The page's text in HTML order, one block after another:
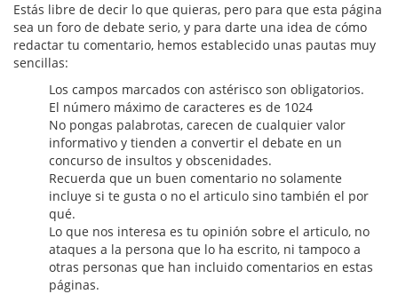
Cocina
Cómic
Cuentos y relatos
Deportes
Derecho
Discos deVinilo. LP
Divulgación científica
Estás libre de decir lo que quieras, pero para que esta página
sea un foro de debate serio, y para darte una idea de cómo
redactar tu comentario, hemos establecido unas pautas muy
sencillas:
Los campos marcados con astérisco son obligatorios.
El número máximo de caracteres es de 1024
No pongas palabrotas, carecen de cualquier valor
informativo y tienden a convertir el debate en un
concurso de insultos y obscenidades.
Recuerda que un buen comentario no solamente
incluye si te gusta o no el articulo sino también el por
qué.
Lo que nos interesa es tu opinión sobre el articulo, no
ataques a la persona que lo ha escrito, ni tampoco a
otras personas que han incluido comentarios en estas
páginas.